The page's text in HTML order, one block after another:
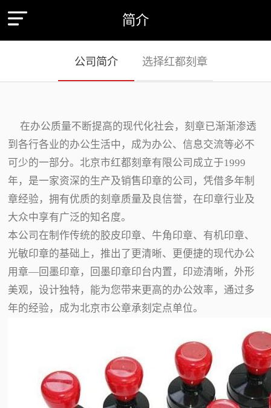
简介
公司简介 选择红都刻章
在办公质量不断提高的现代化社会，刻章已渐渐渗透
到各行各业的办公生活中，成为办公、信息交流等必不
可少的一部分。北京市红都刻章有限公司成立于1999
年，是一家资深的生产及销售印章的公司，凭借多年制
章经验，拥有优质的刻章质量及良信誉，在印章行业及
大众中享有广泛的知名度。
本公司在制作传统的胶皮印章、牛角印章、有机印章、
光敏印章的基础上，推出了更清晰、更便捷的现代办公
用章—回墨印章，回墨印章印台内置，印迹清晰，外形
美观，设计独特，能为您带来更高的办公效率，通过多
年的经验，成为北京市公章承刻定点单位。